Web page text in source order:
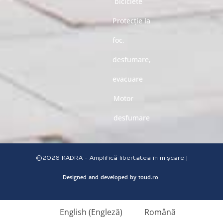
Protecție la
foc,
desfumare,
evacuare
Motor
desfumare
©2026 KADRA - Amplifică libertatea în mișcare |
Designed and developed by toud.ro
English (Engleză) Română